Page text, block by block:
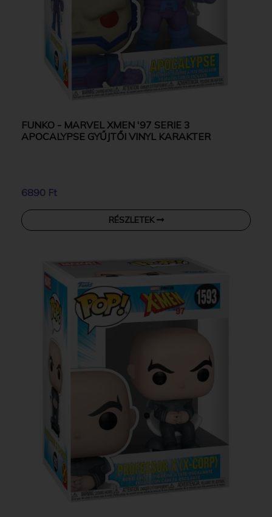
FUNKO - MARVEL XMEN '97 SERIE 3
APOCALYPSE GYŰJTŐI VINYL KARAKTER
6890 Ft
RÉSZLETEK